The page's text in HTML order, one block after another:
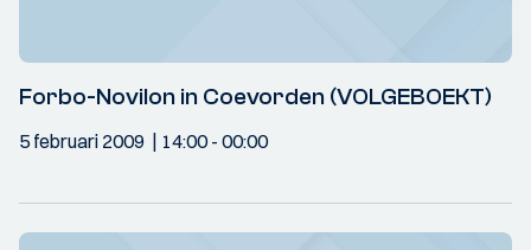
Forbo-Novilon in Coevorden (VOLGEBOEKT)
5 februari 2009 14:00- 00:00